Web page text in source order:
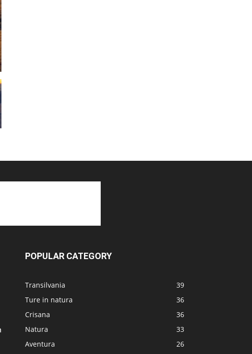
POPULAR CATEGORY
Transilvania
39
Ture in natura
36
Crisana
36
Natura
33
Aventura
26